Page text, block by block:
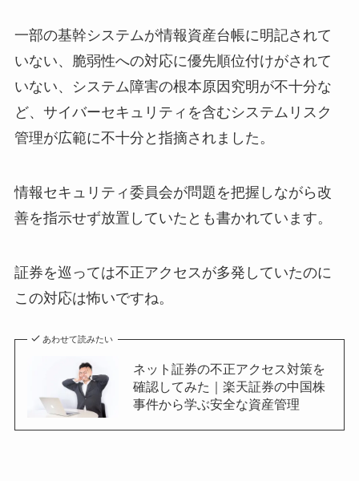
一部の基幹システムが情報資産台帳に明記されて
いない、脆弱性への対応に優先順位付けがされて
いない、システム障害の根本原因究明が不十分な
ど、サイバーセキュリティを含むシステムリスク
管理が広範に不十分と指摘されました。
情報セキュリティ委員会が問題を把握しながら改
善を指示せず放置していたとも書かれています。
証券を巡っては不正アクセスが多発していたのに
この対応は怖いですね。
あわせて読みたい
ネット証券の不正アクセス対策を
確認してみた｜楽天証券の中国株
事件から学ぶ安全な資産管理